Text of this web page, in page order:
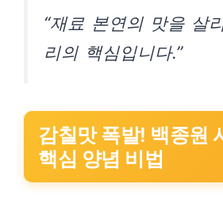
“재료 본연의 맛을 살
리의 핵심입니다.”
감칠맛 폭발! 백종원
핵심 양념 비법